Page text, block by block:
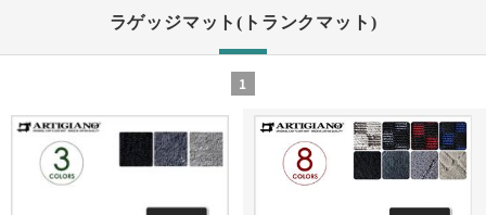
ラゲッジマット(トランクマット)
1